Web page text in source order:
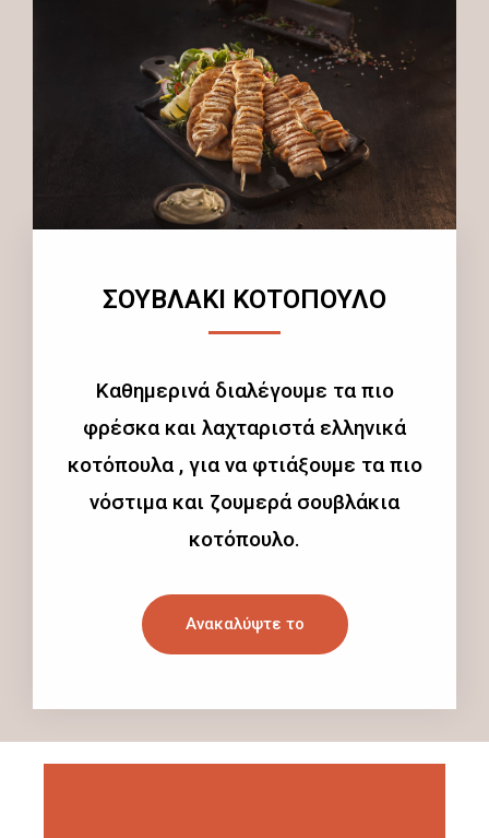
ΣΟΥΒΛΑΚΙ ΚΟΤΟΠΟΥΛΟ
Καθημερινά διαλέγουμε τα πιο
φρέσκα και λαχταριστά ελληνικά
κοτόπουλα , για να φτιάξουμε τα πιο
νόστιμα και ζουμερά σουβλάκια
κοτόπουλο.
Ανακαλύψτε το